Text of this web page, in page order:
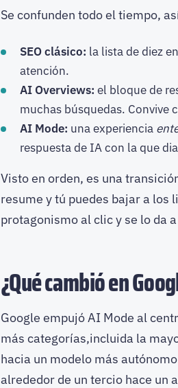
Se confunden todo el tiempo,
SEO clásico: la lista de diez
atención.
AI Overviews: el bloque de
muchas búsquedas. Convive
AI Mode: una experiencia
respuesta de IA con la que
Visto en orden, es una
resume y tú puedes bajar a los
protagonismo al clic y se lo da a
¿Qué cambió en
Google empujó AI Mode al
más categorías,incluida la
hacia un modelo más
alrededor de un tercio hace un